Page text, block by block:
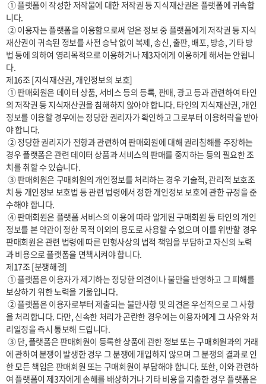
니다.
재산권이 귀속된 정보를 사전 승낙 없이 복제, 송신, 출판, 배포, 방송, 기타 방
법 등에 의하여 영리목적으로 이용하거나 제3자에게 이용하게 해서는 안됩니
다.
제16조 [지식재산권, 개인정보의 보호]
의 저작권 등 지식재산권을 침해하지 않아야 합니다. 타인의 지식재산권, 개인
정보를 이용할 경우에는 정당한 권리자가 확인하고 그로부터 이용허락을 받아
야 합니다.
경우 플랫폼은 관련 데이터 상품과 서비스의 판매를 중지하는 등의 필요한 조
치를 취할 수 있습니다.
치 등 개인정보 보호법 등 관련 법령에서 정한 개인정보 보호에 관한 규정을 준
수해야 합니다.
정보를 본 약관이 정한 목적 이외의 용도로 사용할 수 없으며 이를 위반할 경우
판매회원은 관련 법령에 따른 민형사상의 법적 책임을 부담하고 자신의 노력
과 비용으로 플랫폼을 면책시켜야 합니다.
제17조 [분쟁해결]
보상하기 위한 노력을 기울입니다.
을 처리합니다. 다만, 신속한 처리가 곤란한 경우에는 이용자에게 그 사유와 처
리일정을 즉시 통보해 드립니다.
에 관하여 분쟁이 발생한 경우 그 분쟁에 개입하지 않으며 그 분쟁의 결과로 인
한 모든 책임은 판매회원 또는 구매회원이 부담해야 합니다. 또한, 이와 관련하
여 플랫폼이 제3자에게 손해를 배상하거나 기타 비용을 지출한 경우 플랫폼은